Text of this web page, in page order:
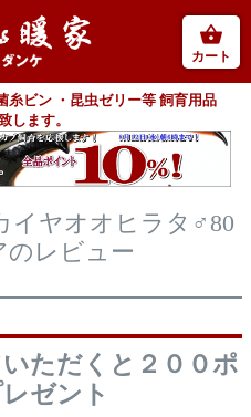
カート
糸ビン ・昆虫ゼリー等 飼育用品
します。
イヤオオヒラタ♂80
のレビュー
ただくと２００ポ
ゼント